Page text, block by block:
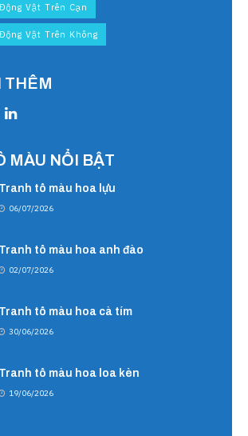
Vật Trên Cạn
Vật Trên Không
THÊM
MÀU NỔI BẬT
Tranh tô màu hoa lựu
06/07/2026
Tranh tô màu hoa anh đào
02/07/2026
Tranh tô màu hoa cà tím
30/06/2026
Tranh tô màu hoa loa kèn
19/06/2026